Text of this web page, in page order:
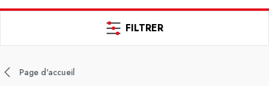
FILTRER
Page d'accueil